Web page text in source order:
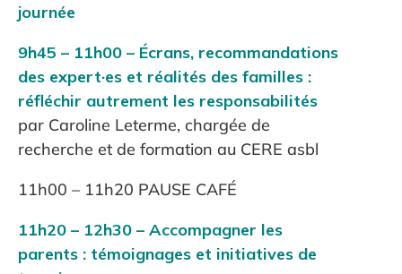
journée
9h45 – 11h00 – Écrans, recommandations
des expert·es et réalités des familles :
réfléchir autrement les responsabilités
par Caroline Leterme, chargée de
recherche et de formation au CERE asbl
11h00 – 11h20 PAUSE CAFÉ
11h20 – 12h30 – Accompagner les
parents : témoignages et initiatives de